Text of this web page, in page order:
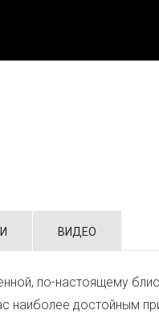
ВИДЕО
по-настоящему
наиболее достойным